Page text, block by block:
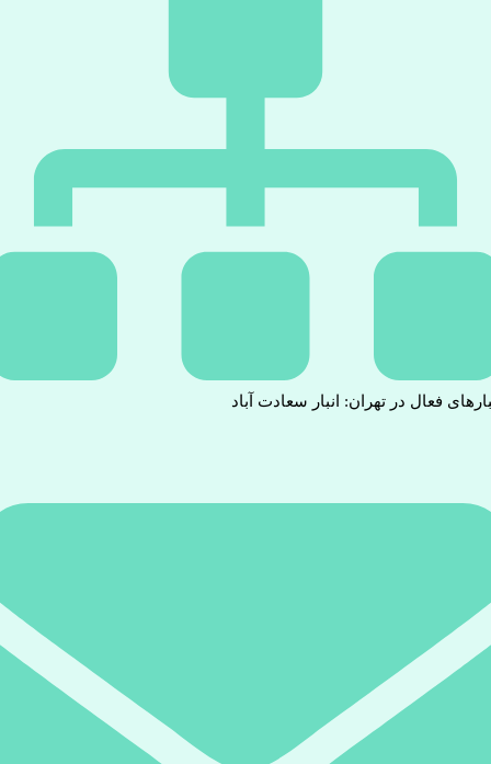
فعال در تهران: انبار سعادت آباد